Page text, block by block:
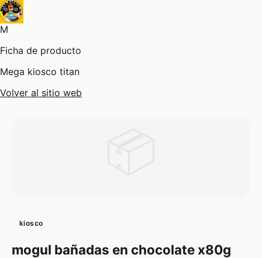
M
Ficha de producto
Mega kiosco titan
Volver al sitio web
kiosco
mogul bañadas en chocolate x80g